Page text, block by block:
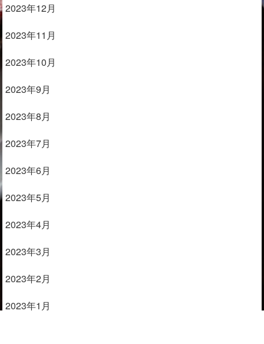
2023年12月
2023年11月
2023年10月
2023年9月
2023年8月
2023年7月
2023年6月
2023年5月
2023年4月
2023年3月
2023年2月
2023年1月